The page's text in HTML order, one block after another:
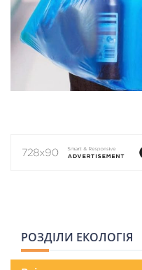
ВІЙСЬКОВІ НОВИНИ
НОВИНИ КУЛЬТУРИ
КАЛЕНДАР УГКЦ/
РОЗДІЛИ ЕКОЛОГІЯ